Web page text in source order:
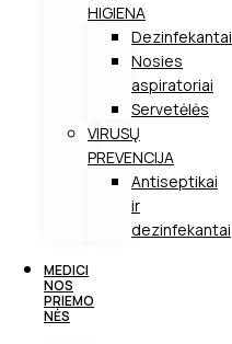
HIGIENA
Dezinfekantai
Nosies
aspiratoriai
Servetėlės
VIRUSŲ
PREVENCIJA
Antiseptikai
ir
dezinfekantai
MEDICI
NOS
PRIEMO
NĖS